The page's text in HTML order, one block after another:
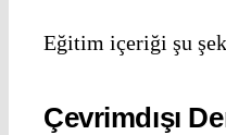
Eğitim içeriği şu
Çevrimdışı